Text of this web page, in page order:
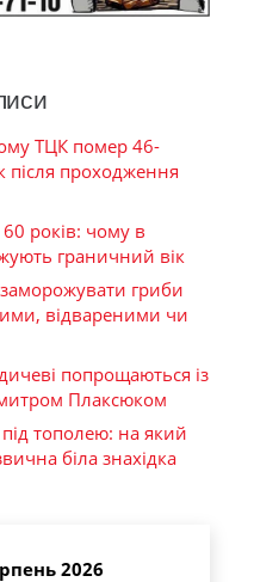
ТЦК помер 46-
після проходження
60 років: чому в
граничний вік
гриби
відвареними чи
попрощаються із
Плаксюком
тополею: на який
біла знахідка
2026